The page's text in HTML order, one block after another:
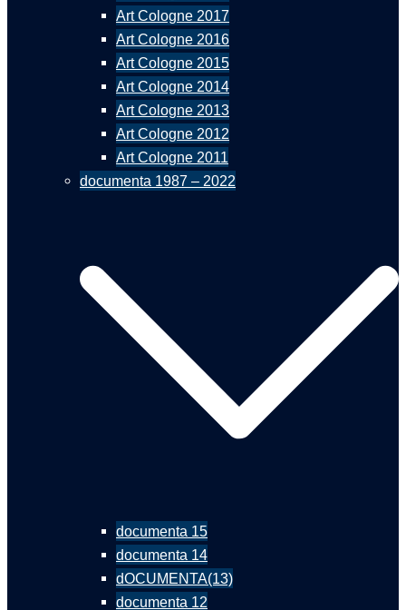
Art Cologne 2017
Art Cologne 2016
Art Cologne 2015
Art Cologne 2014
Art Cologne 2013
Art Cologne 2012
Art Cologne 2011
documenta 1987 – 2022
documenta 15
documenta 14
dOCUMENTA(13)
documenta 12